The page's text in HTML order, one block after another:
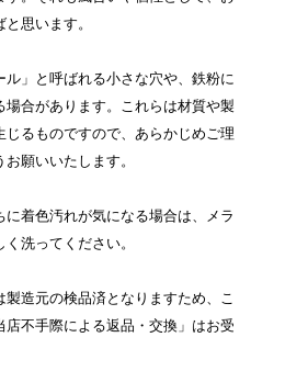
思います。
」と呼ばれる小さな穴や、鉄粉に
場合があります。これらは材質や製
じるものですので、あらかじめご理
願いいたします。
着色汚れが気になる場合は、メラ
洗ってください。
製造元の検品済となりますため、こ
店不手際による返品・交換」はお受